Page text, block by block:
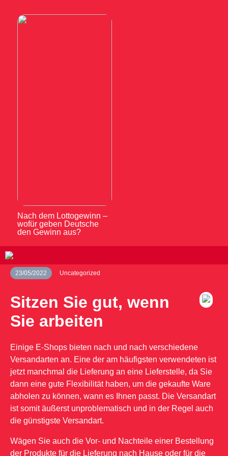
Nach dem Lottogewinn –
wofür geben Deutsche
den Gewinn aus?
23/05/2022 Uncategorized
Sitzen Sie gut, wenn
Sie arbeiten
Einige E-Shops bieten nach und nach verschiedene
Versandarten an. Eine der am häufigsten verwendeten ist
jetzt manchmal die Lieferung an eine Lieferstelle, da Sie
dann eine gute Flexibilität haben, um die gekaufte Ware
abholen zu können, wann es Ihnen passt. Die Versandart
ist somit äußerst unproblematisch und in der Regel auch
die günstigste Versandart.
Wägen Sie auch die Vor- und Nachteile einer Bestellung
der Produkte für die Lieferung nach Hause oder für die